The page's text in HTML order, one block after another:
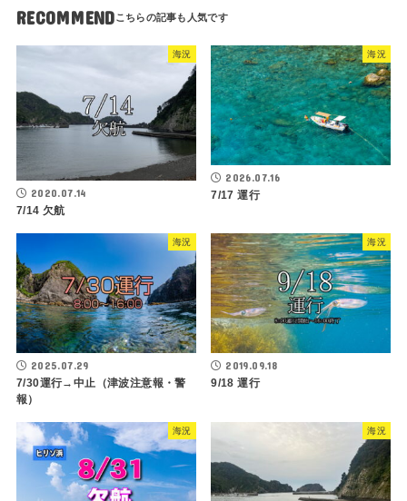
RECOMMEND
海況
2020.07.14
7/14 欠航
海況
2026.07.16
7/17 運行
海況
2025.07.29
7/30運行→中止（津波注意報・警
報）
海況
2019.09.18
9/18 運行
海況 海況